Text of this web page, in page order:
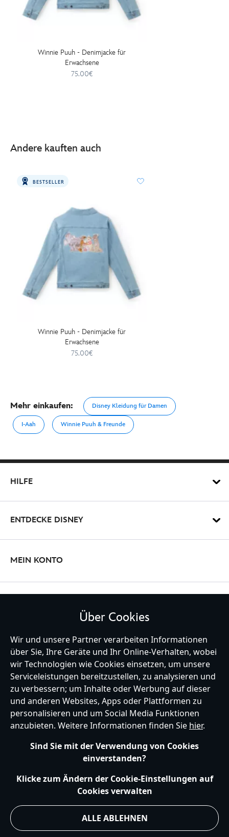
Winnie Puuh - Denimjacke für
Erwachsene
75.00€
Andere kauften auch
BESTSELLER
Winnie Puuh - Denimjacke für
Erwachsene
75.00€
Mehr einkaufen: Disney Kleidung für Damen
I-Aah Winnie Puuh & Freunde
HILFE
ENTDECKE DISNEY
MEIN KONTO
Germany
Hilfe Nutzungsbedingungen Datenschutzerklärung
Site Map
Richtlinien für Cookies
EU Datenschutzhinweis
Impressum
Allgemeine Verkaufsbedingungen
Über Cookies
Wir und unsere Partner verarbeiten Informationen
über Sie, Ihre Geräte und Ihr Online-Verhalten, wobei
wir Technologien wie Cookies einsetzen, um unsere
Serviceleistungen bereitzustellen, zu analysieren und
zu verbessern; um Inhalte oder Werbung auf dieser
und anderen Websites, Apps oder Plattformen zu
personalisieren und um Social Media Funktionen
anzubieten. Weitere Informationen finden Sie hier.
Sind Sie mit der Verwendung von Cookies
einverstanden?
Klicke zum Ändern der Cookie-Einstellungen auf
Cookies verwalten
ALLE ABLEHNEN